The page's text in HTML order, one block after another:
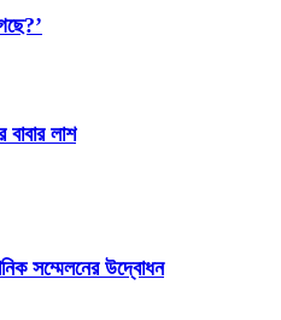
লাশ
সম্মেলনের উদ্বোধন